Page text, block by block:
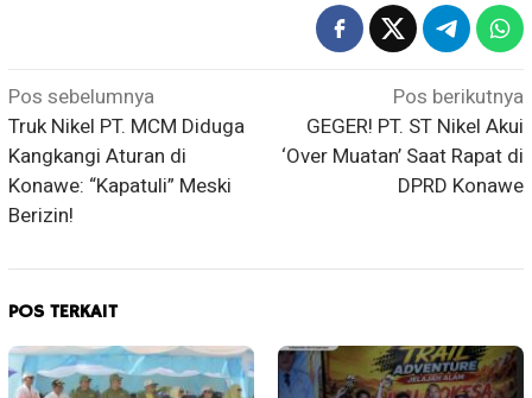
Navigasi
pos
Pos sebelumnya
Truk Nikel PT. MCM Diduga
Kangkangi Aturan di
Konawe: “Kapatuli” Meski
Berizin!
Pos berikutnya
GEGER! PT. ST Nikel Akui
‘Over Muatan’ Saat Rapat di
DPRD Konawe
POS TERKAIT